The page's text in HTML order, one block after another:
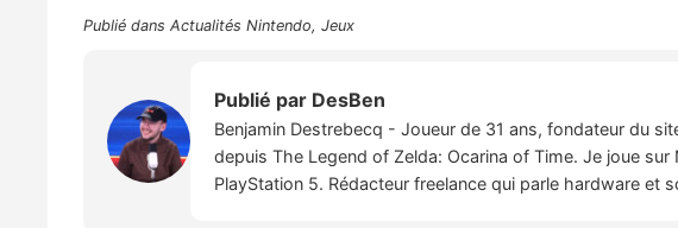
Publié dans Actualités Nintendo, Jeux
Publié par DesBen
Benjamin Destrebecq - Joueur de 31 ans, fondateur du
depuis The Legend of Zelda: Ocarina of Time. Je joue
PlayStation 5. Rédacteur freelance qui parle hardware et